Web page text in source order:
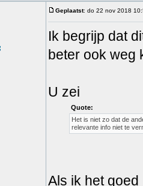
Geplaatst: do 22 nov 2018
Ik begrijp dat
beter ook weg
U zei
Quote:
Het is niet zo dat de
relevante info niet te
Als ik het